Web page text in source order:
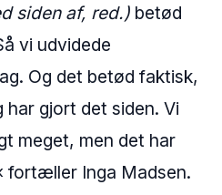
siden af, red.) betød
vi udvidede
Og det betød faktisk,
gjort det siden. Vi
meget, men det har
fortæller Inga Madsen.